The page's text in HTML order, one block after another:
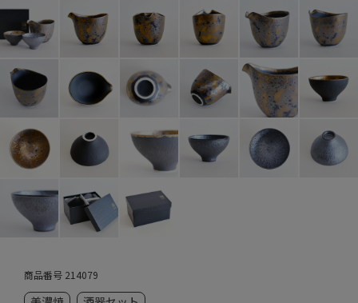
商品番号 214079